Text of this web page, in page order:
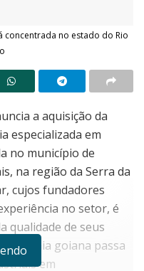
concentrada no estado do Rio
a aquisição da
especializada em
no município de
na região da Serra da
cujos fundadores
no setor, é
qualidade de seus
goiana passa
em